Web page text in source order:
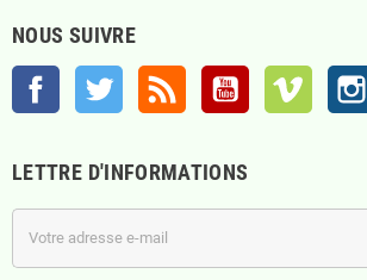
NOUS SUIVRE
Facebook Twitter YouTube Vimeo
LETTRE D'INFORMATIONS